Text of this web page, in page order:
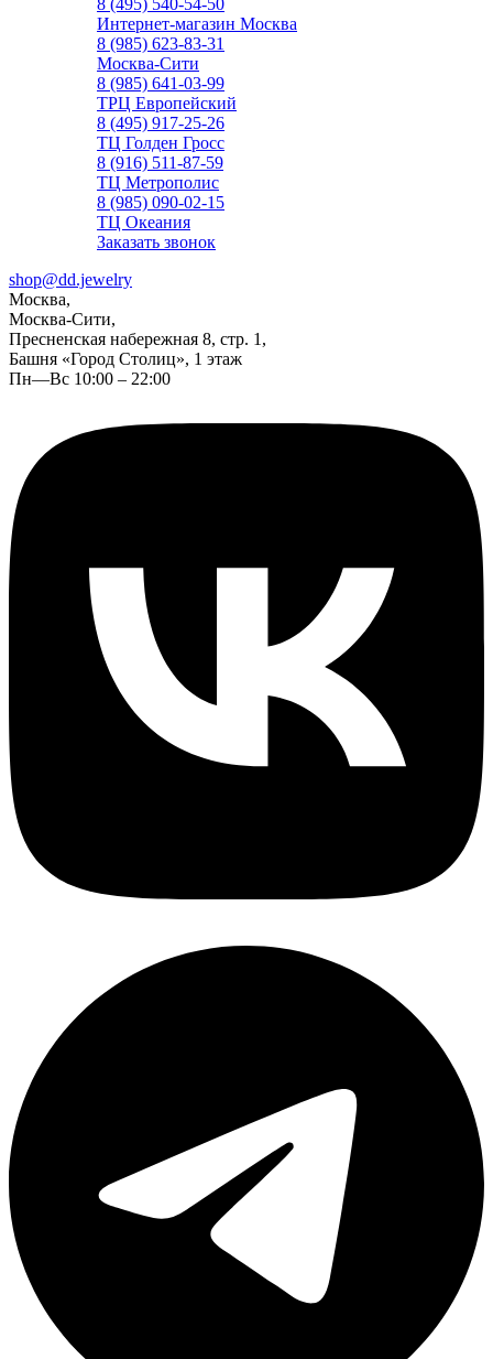
8 (495) 540-54-50
Интернет-магазин Москва
8 (985) 623-83-31
Москва-Сити
8 (985) 641-03-99
ТРЦ Европейский
8 (495) 917-25-26
ТЦ Голден Гросс
8 (916) 511-87-59
ТЦ Метрополис
8 (985) 090-02-15
ТЦ Океания
Заказать звонок
shop@dd.jewelry
Москва,
Москва-Сити,
Пресненская набережная 8, стр. 1,
Башня «Город Столиц», 1 этаж
Пн—Вс 10:00 – 22:00